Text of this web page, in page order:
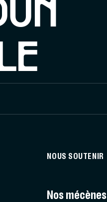
NOUS SOUTENIR
Nos mécènes